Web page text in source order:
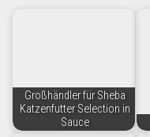
Großhändler für Sheba
Katzenfutter Selection in
Sauce